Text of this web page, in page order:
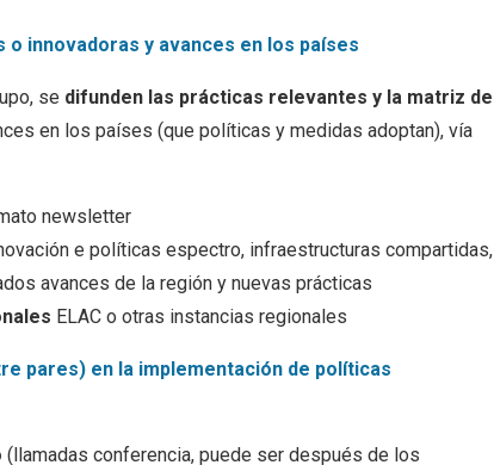
innovadoras y avances en los países
se difunden las prácticas relevantes y la matriz de
en los países (que políticas y medidas adoptan), vía
newsletter
e políticas espectro, infraestructuras compartidas,
avances de la región y nuevas prácticas
ELAC o otras instancias regionales
pares) en la implementación de políticas
(llamadas conferencia, puede ser después de los